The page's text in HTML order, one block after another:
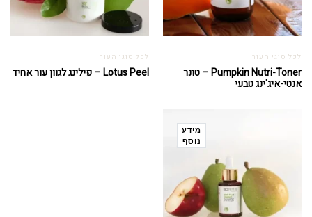
לכל סוגי העור
Pumpkin Nutri-Toner – טונר
אנטי-איג'ינג טבעי
לכל סוגי העור
Lotus Peel – פילינג לגוון עור אחיד
מידע
נוסף